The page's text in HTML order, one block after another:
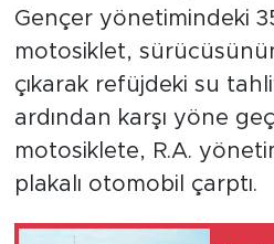
Gençer yönetimindeki
motosiklet,
çıkarak refüjdeki su
ardından karşı yöne
motosiklete, R.A.
plakalı otomobil çarptı.